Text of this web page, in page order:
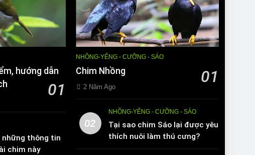
hướng dẫn
01
những thông tin
chim này
NHỒNG-YỂNG - CƯỠNG - SÁO
Chim Nhồng 01
2 Năm Ago
02
NHỒNG-YỂNG - CƯỠNG - SÁO
Tại sao chim Sáo lại được yêu
thích nuôi làm thú cưng?